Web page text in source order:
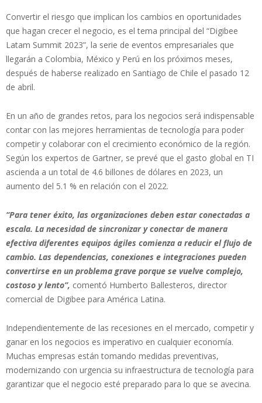
Convertir el riesgo que implican los cambios en oportunidades
que hagan crecer el negocio, es el tema principal del “Digibee
Latam Summit 2023”, la serie de eventos empresariales que
llegarán a Colombia, México y Perú en los próximos meses,
después de haberse realizado en Santiago de Chile el pasado 12
de abril.
En un año de grandes retos, para los negocios será indispensable
contar con las mejores herramientas de tecnología para poder
competir y colaborar con el crecimiento económico de la región.
Según los expertos de Gartner, se prevé que el gasto global en TI
ascienda a un total de 4.6 billones de dólares en 2023, un
aumento del 5.1 % en relación con el 2022.
“Para tener éxito, las organizaciones deben estar conectadas a
escala. La necesidad de sincronizar y conectar de manera
efectiva diferentes equipos ágiles comienza a reducir el flujo de
cambio. Las dependencias, conexiones e integraciones pueden
convertirse en un problema grave porque se vuelve complejo,
costoso y lento”, comentó Humberto Ballesteros, director
comercial de Digibee para América Latina.
Independientemente de las recesiones en el mercado, competir y
ganar en los negocios es imperativo en cualquier economía.
Muchas empresas están tomando medidas preventivas,
modernizando con urgencia su infraestructura de tecnología para
garantizar que el negocio esté preparado para lo que se avecina.